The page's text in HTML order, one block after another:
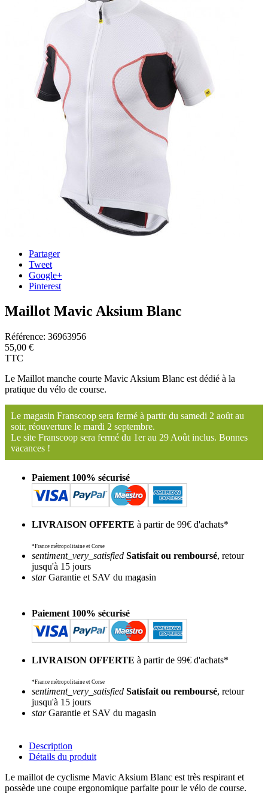
Partager
Tweet
Google+
Pinterest
Maillot Mavic Aksium Blanc
Référence: 36963956
55,00 €
TTC
Le Maillot manche courte Mavic Aksium Blanc est dédié à la
pratique du vélo de course.
Le magasin Franscoop sera fermé à partir du samedi 2 août au
soir, réouverture le mardi 2 septembre.
Le site Franscoop sera fermé du 1er au 29 Août inclus. Bonnes
vacances !
Paiement 100% sécurisé
LIVRAISON OFFERTE à partir de 99€ d'achats*
*France métropolitaine et Corse
sentiment_very_satisfied Satisfait ou remboursé, retour
jusqu'à 15 jours
starGarantie et SAV du magasin
Paiement 100% sécurisé
LIVRAISON OFFERTE à partir de 99€ d'achats*
*France métropolitaine et Corse
sentiment_very_satisfied Satisfait ou remboursé, retour
jusqu'à 15 jours
starGarantie et SAV du magasin
Description
Détails du produit
Le maillot de cyclisme Mavic Aksium Blanc est très respirant et
possède une coupe ergonomique parfaite pour le vélo de course.